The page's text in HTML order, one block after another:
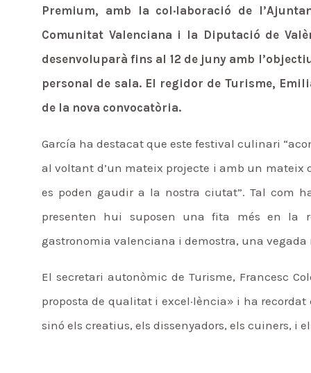
Premium, amb la col·laboració de
Comunitat Valenciana i la Diputació de
desenvoluparà fins al 12 de juny amb
personal de sala. El regidor de Turisme,
de la nova convocatòria.
García ha destacat que este festival culinari
al voltant d’un mateix projecte i amb un mateix
es poden gaudir a la nostra ciutat”. Tal com
presenten hui suposen una fita més en la
gastronomia valenciana i demostra, una
El secretari autonòmic de Turisme, Francesc
proposta de qualitat i excel·lència» i ha
sinó els creatius, els dissenyadors, els cuiners, i